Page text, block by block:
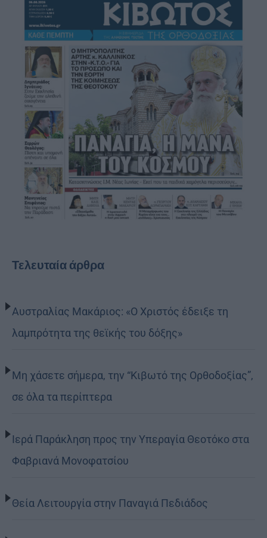
Τελευταία άρθρα
Αυστραλίας Μακάριος: «Ο Χριστός έδειξε τη
λαμπρότητα της θεϊκής του δόξης»
Μη χάσετε σήμερα, την “Κιβωτό της Ορθοδοξίας”,
σε όλα τα περίπτερα
Ιερά Παράκληση προς την Υπεραγία Θεοτόκο στα
Φαβριανά Μονοφατσίου
Θεία Λειτουργία στην Παναγιά Πεδιάδος